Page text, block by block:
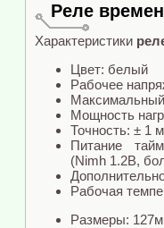
Реле
Характеристики
Цвет: белый
Рабочее
Мощность
Точность: ± 1
Питание
(Nimh 1.2В,
Рабочая
Размеры: